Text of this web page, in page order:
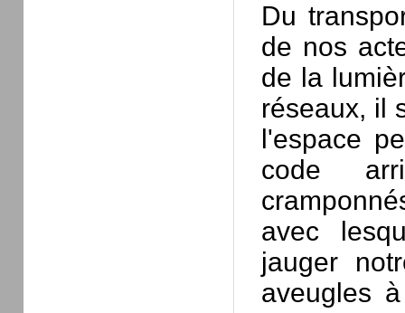
Du
de nos
de la
réseaux, il
l'espace
code
avec
jauger
aveugles